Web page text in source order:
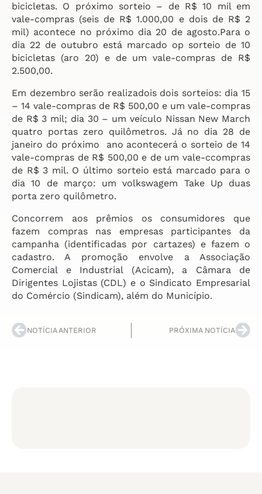
bicicletas. O próximo sorteio – de R$ 10 mil em
vale-compras (seis de R$ 1.000,00 e dois de R$ 2
mil) acontece no próximo dia 20 de agosto.Para o
dia 22 de outubro está marcado op sorteio de 10
bicicletas (aro 20) e de um vale-compras de R$
2.500,00.
Em dezembro serão realizadois dois sorteios: dia 15
– 14 vale-compras de R$ 500,00 e um vale-compras
de R$ 3 mil; dia 30 – um veículo Nissan New March
quatro portas zero quilômetros. Já no dia 28 de
janeiro do próximo ano acontecerá o sorteio de 14
vale-compras de R$ 500,00 e de um vale-ccompras
de R$ 3 mil. O último sorteio está marcado para o
dia 10 de março: um volkswagem Take Up duas
porta zero quilômetro.
Concorrem aos prêmios os consumidores que
fazem compras nas empresas participantes da
campanha (identificadas por cartazes) e fazem o
cadastro. A promoção envolve a Associação
Comercial e Industrial (Acicam), a Câmara de
Dirigentes Lojistas (CDL) e o Sindicato Empresarial
do Comércio (Sindicam), além do Município.
NOTÍCIA ANTERIOR PRÓXIMA NOTÍCIA